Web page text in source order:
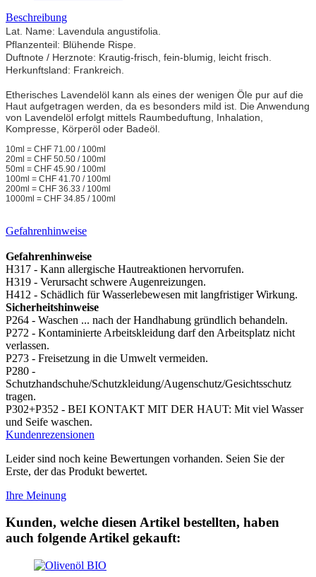
Beschreibung
Lat. Name: Lavendula angustifolia
Pflanzenteil: Blühende Rispe.
Duftnote / Herznote: Krautig-frisch, fein-blumig, leicht frisch.
Herkunftsland: Frankreich.
Etherisches Lavendelöl kann als eines der wenigen Öle pur auf die
Haut aufgetragen werden, da es besonders mild ist. Die Anwendung
von Lavendelöl erfolgt mittels Raumbeduftung, Inhalation,
Kompresse, Körperöl oder Badeöl.
10ml = CHF 71.00 / 100ml
20ml = CHF 50.50 / 100ml
50ml = CHF 45.90 / 100ml
100ml = CHF 41.70 / 100ml
200ml = CHF 36.33 / 100ml
1000ml = CHF 34.85 / 100ml
Gefahrenhinweise
Gefahrenhinweise
H317 - Kann allergische Hautreaktionen hervorrufen.
H319 - Verursacht schwere Augenreizungen.
H412 - Schädlich für Wasserlebewesen mit langfristiger Wirkung.
Sicherheitshinweise
P264 - Waschen ... nach der Handhabung gründlich behandeln.
P272 - Kontaminierte Arbeitskleidung darf den Arbeitsplatz nicht
verlassen.
P273 - Freisetzung in die Umwelt vermeiden.
P280 -
Schutzhandschuhe/Schutzkleidung/Augenschutz/Gesichtsschutz
tragen.
P302+P352 - BEI KONTAKT MIT DER HAUT: Mit viel Wasser
und Seife waschen.
Kundenrezensionen
Leider sind noch keine Bewertungen vorhanden. Seien Sie der
Erste, der das Produkt bewertet.
Ihre Meinung
Kunden, welche diesen Artikel bestellten, haben
auch folgende Artikel gekauft: